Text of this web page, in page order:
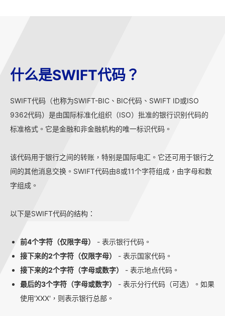
什么是SWIFT代码？
SWIFT代码（也称为SWIFT-BIC、BIC代码、SWIFT ID或ISO
9362代码）是由国际标准化组织（ISO）批准的银行识别代码的
标准格式。它是金融和非金融机构的唯一标识代码。
该代码用于银行之间的转账，特别是国际电汇。它还可用于银行之
间的其他消息交换。SWIFT代码由8或11个字符组成，由字母和数
字组成。
以下是SWIFT代码的结构：
前4个字符（仅限字母）
- 表示银行代码。
接下来的2个字符（仅限字母）
- 表示国家代码。
接下来的2个字符（字母或数字）
- 表示地点代码。
最后的3个字符（字母或数字）
- 表示分行代码（可选）。如果
使用'XXX'，则表示银行总部。